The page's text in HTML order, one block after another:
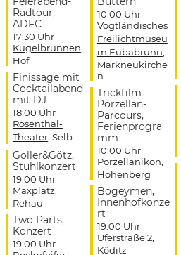
Radtour,
ADFC
17:30 Uhr
Kugelbrunnen
Hof
Finissage mit
Cocktailabend
mit DJ
18:00 Uhr
Rosenthal-
Theater, Selb
Goller&Götz,
Stuhlkonzert
19:00 Uhr
Maxplatz
Rehau
Two Parts,
Konzert
19:00 Uhr
10:00 Uhr
Vogtländisches
Freilichtmuseu
m Eubabrunn
Markneukirche
n
Trickfilm-
Porzellan-
Parcours,
Ferienprogra
mm
10:00 Uhr
Porzellanikon
Hohenberg
Bogeymen,
Innenhofkonze
rt
19:00 Uhr
Uferstraße 2,
Köditz